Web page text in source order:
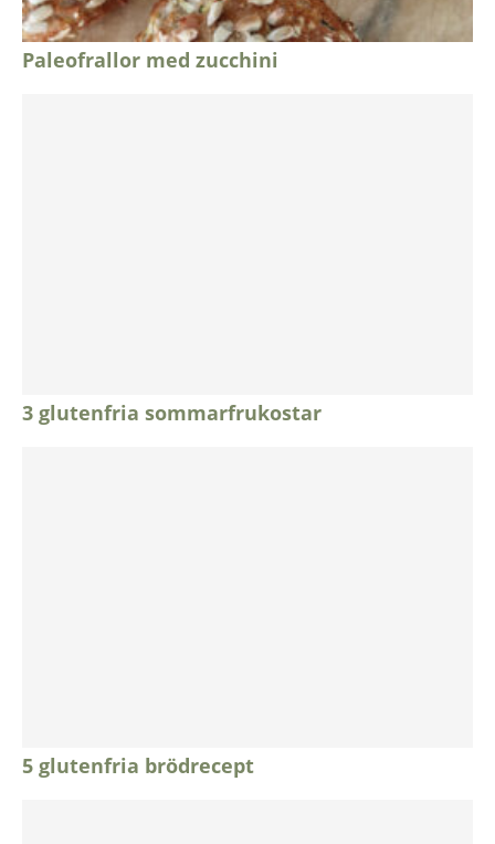
Paleofrallor med zucchini
3 glutenfria sommarfrukostar
5 glutenfria brödrecept